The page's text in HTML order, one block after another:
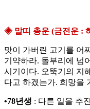
◈ 말띠 총운 (금전운 :
맛이 가버린 고기를 어
기약하라. 돌부리에 넘
시기이다. 오뚝기의 지
다고 하겠는가. 희망을
•78년생 : 다른 일을 추